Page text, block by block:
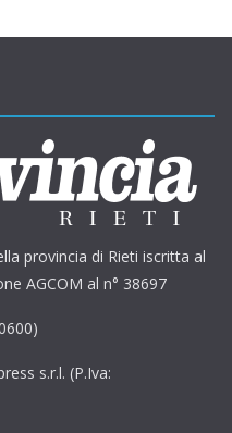
provincia di Rieti iscritta al
AGCOM al n° 38697
s.r.l. (P.Iva: